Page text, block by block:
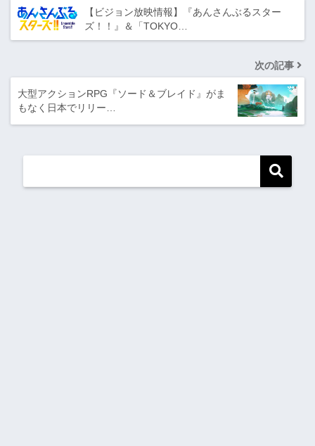
【ビジョン放映情報】『あんさんぶるスター
ズ！！』＆「TOKYO…
次の記事
大型アクションRPG『ソード＆ブレイド』がま
もなく日本でリリー…